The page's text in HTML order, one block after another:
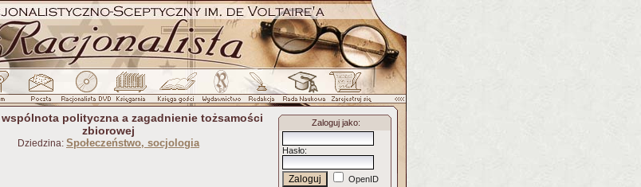
polityczna a zagadnienie tożsamości
zbiorowej
Dziedzina: Społeczeństwo, socjologia
Zaloguj jako:
Hasło:
OpenID